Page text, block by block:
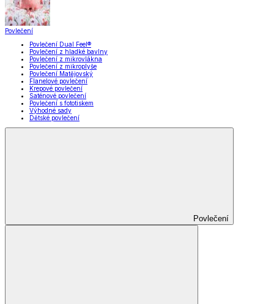
Povlečení
Povlečení Dual Feel®
Povlečení z hladké bavlny
Povlečení z mikrovlákna
Povlečení z mikroplyše
Povlečení Matějovský
Flanelové povlečení
Krepové povlečení
Saténové povlečení
Povlečení s fototiskem
Výhodné sady
Dětské povlečení
Povlečení